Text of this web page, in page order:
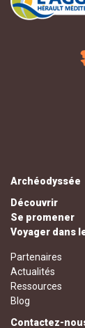
Archéodyssée
Découvrir
Se promener
Voyager dans
Partenaires
Actualités
Ressources
Blog
Contactez-